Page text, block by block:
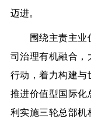
迈进。
围绕主责主业优
司治理有机融合，
行动，着力构建与
推进价值型国际化
利实施三轮总部机